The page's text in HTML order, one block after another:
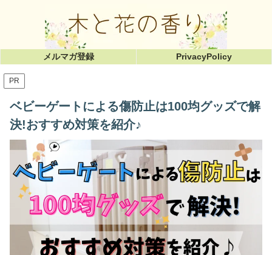
メルマガ登録 PrivacyPolicy
PR
ベビーゲートによる傷防止は100均グッズで解
決!おすすめ対策を紹介♪